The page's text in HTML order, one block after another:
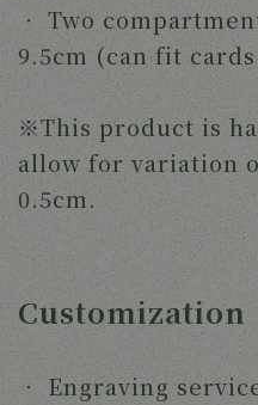
‧ Two
9.5cm (can fit
※This product is
allow for variation
0.5cm.
Customization
‧ Engraving